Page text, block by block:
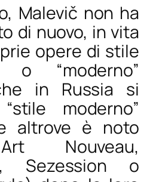
Malevič non ha
di nuovo, in vita
opere di stile
o “moderno”
in Russia si
moderno”
altrove è noto
Nouveau,
Sezession o